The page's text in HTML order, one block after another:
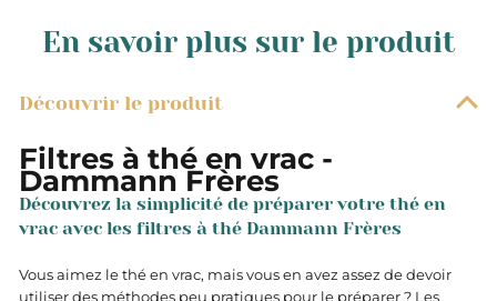
En savoir plus sur le produit
Découvrir le produit
Filtres à thé en vrac -
Dammann Frères
Découvrez la simplicité de préparer votre thé en
vrac avec les filtres à thé Dammann Frères
Vous aimez le thé en vrac, mais vous en avez assez de devoir
utiliser des méthodes peu pratiques pour le préparer ? Les